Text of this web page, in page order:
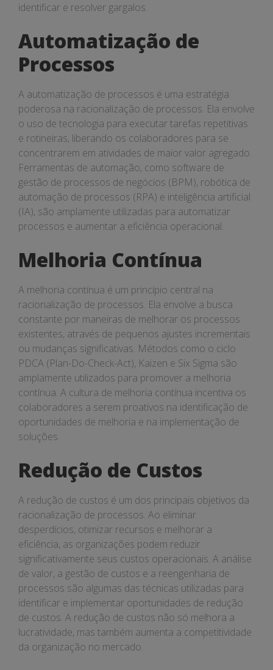
identificar e resolver gargalos.
Automatização de
Processos
A automatização de processos é uma estratégia
poderosa na racionalização de processos. Ela envolve
o uso de tecnologia para executar tarefas repetitivas
e rotineiras, liberando os colaboradores para se
concentrarem em atividades de maior valor agregado.
Ferramentas de automação, como software de
gestão de processos de negócios (BPM), robótica de
automação de processos (RPA) e inteligência artificial
(IA), são amplamente utilizadas para automatizar
processos e aumentar a eficiência operacional.
Melhoria Contínua
A melhoria contínua é um princípio central na
racionalização de processos. Ela envolve a busca
constante por maneiras de melhorar os processos
existentes, através de pequenos ajustes incrementais
ou mudanças significativas. Métodos como o ciclo
PDCA (Plan-Do-Check-Act), Kaizen e Six Sigma são
amplamente utilizados para promover a melhoria
contínua. A cultura de melhoria contínua incentiva os
colaboradores a serem proativos na identificação de
oportunidades de melhoria e na implementação de
soluções.
Redução de Custos
A redução de custos é um dos principais objetivos da
racionalização de processos. Ao eliminar
desperdícios, otimizar recursos e melhorar a
eficiência, as organizações podem reduzir
significativamente seus custos operacionais. A análise
de valor, a gestão de custos e a reengenharia de
processos são algumas das técnicas utilizadas para
identificar e implementar oportunidades de redução
de custos. A redução de custos não só melhora a
lucratividade, mas também aumenta a competitividade
da organização no mercado.